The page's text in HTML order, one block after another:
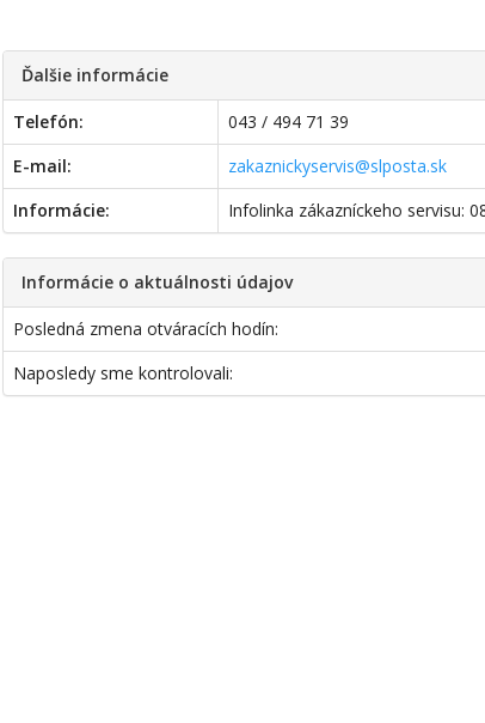
Ďalšie informácie
Telefón:
043 / 494 71 39
E-mail:
zakaznickyservis@slposta.sk
Informácie:
Infolinka zákazníckeho servisu:
Informácie o aktuálnosti údajov
Posledná zmena otváracích hodín:
Naposledy sme kontrolovali: